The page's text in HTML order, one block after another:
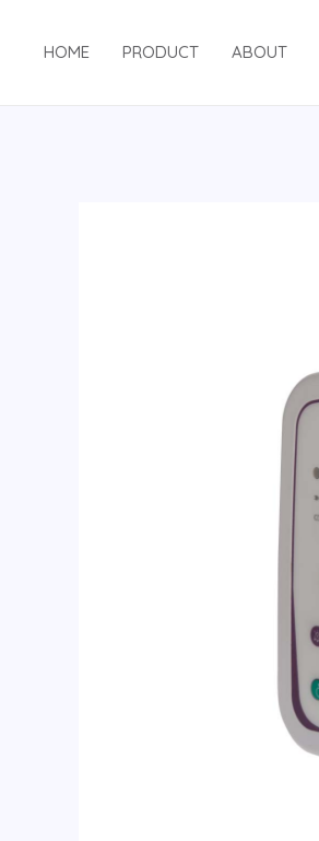
HOME PRODUCT ABOUT